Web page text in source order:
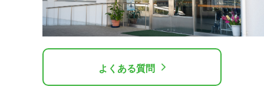
よくある質問